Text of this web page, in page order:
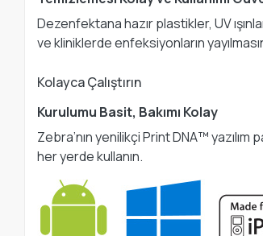
Dezenfektana hazır plastikler, UV
ve kliniklerde enfeksiyonların
Kolayca Çalıştırın
Kurulumu Basit, Bakımı Kolay
Zebra’nın yenilikçi Print DNA™
her yerde kullanın.